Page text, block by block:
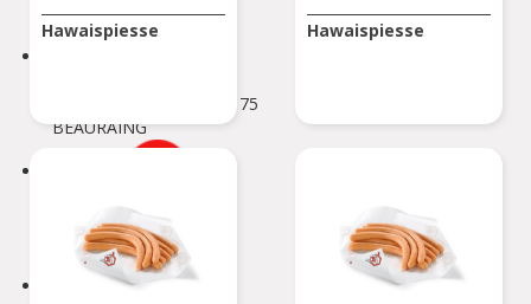
BARVAUX
Rue De Rochefort 173-175
BEAURAING
Tervuursesteenweg 167
BERTEM
BERTRIX
Hawaispiesse Hawaispiesse